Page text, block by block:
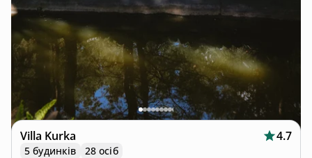
Villa Kurka 4.7
5 будинків
28 осіб